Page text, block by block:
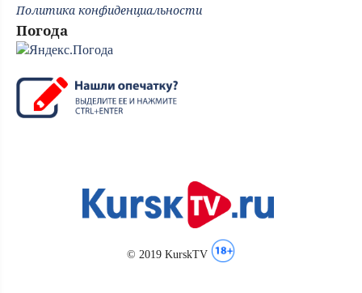
Политика конфиденциальности
Погода
© 2019 KurskTV